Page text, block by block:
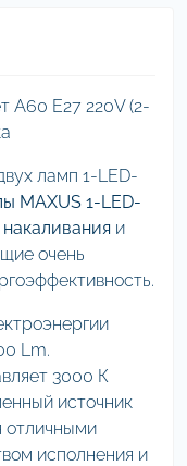
А60 Е27 220V (2-
ламп 1-LED-
MAXUS 1-LED-
и
очень
Lm.
3000 К
источник
отличными
исполнения и